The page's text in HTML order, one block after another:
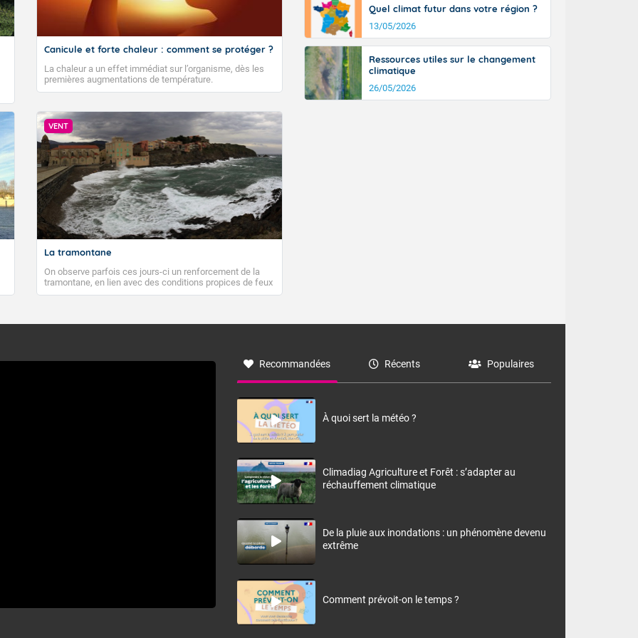
Canicule et forte chaleur : comment se protéger ?
La chaleur a un effet immédiat sur l’organisme, dès les
premières augmentations de température.
VENT
La tramontane
On observe parfois ces jours-ci un renforcement de la
tramontane, en lien avec des conditions propices de feux
de forêt. Mais qu'est-ce que la tramontane ? Quelles sont
à nord-ouest, dans un secteur qui part du Roussillon à la
monts, en allusion aux régions montagneuses d’où
Quel climat futur dans votre région ?
13/05/2026
Ressources utiles sur le changement
climatique
26/05/2026
Recommandées Récents Populaires
À quoi sert la météo ?
Climadiag Agriculture et Forêt : s’adapter au
réchauffement climatique
De la pluie aux inondations : un phénomène devenu
extrême
Comment prévoit-on le temps ?